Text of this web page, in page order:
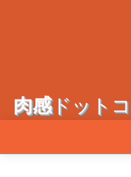
肉感ドット